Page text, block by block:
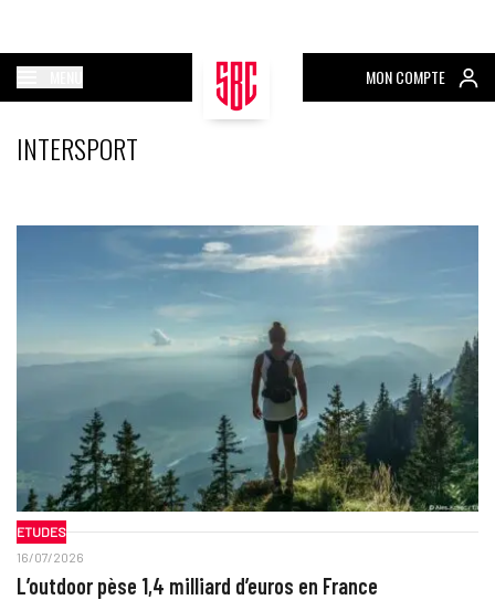
MON COMPTE
INTERSPORT
ETUDES
16/07/2026
L’outdoor pèse 1,4 milliard d’euros en France